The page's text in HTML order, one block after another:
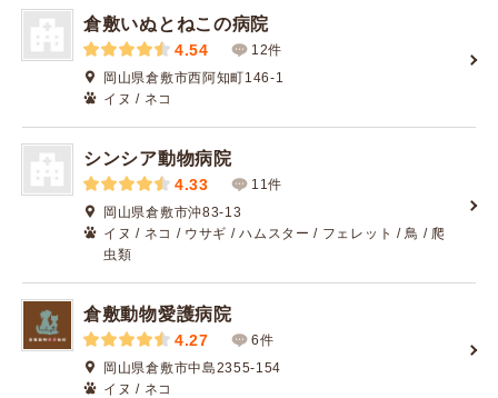
倉敷いぬとねこの病院
4.54
12件
岡山県倉敷市西阿知町146-1
イヌ / ネコ
シンシア動物病院
4.33
11件
岡山県倉敷市沖83-13
イヌ / ネコ / ウサギ / ハムスター / フェレット / 鳥 / 爬
虫類
倉敷動物愛護病院
4.27
6件
岡山県倉敷市中島2355-154
イヌ / ネコ